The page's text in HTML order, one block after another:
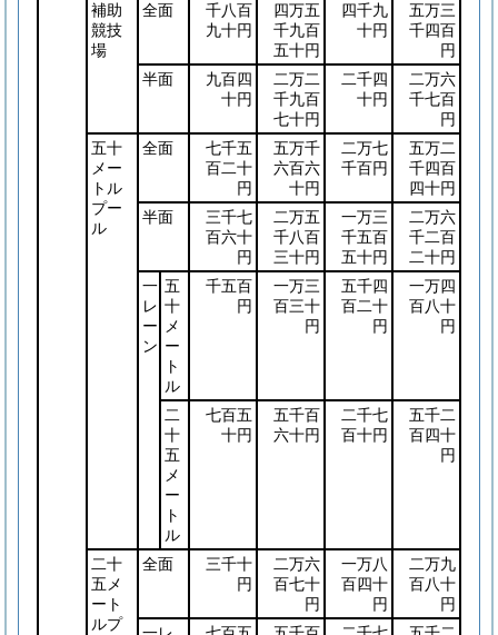
補助
競技
場
全面
千八百
九十円
四万五
千九百
五十円
四千九
十円
五万三
千四百
円
半面
九百四
十円
二万二
千九百
七十円
二千四
十円
二万六
千七百
円
五十
メー
トル
プー
ル
全面
七千五
百二十
円
五万千
六百六
十円
二万七
千百円
五万二
千四百
四十円
半面
三千七
百六十
円
二万五
千八百
三十円
一万三
千五百
五十円
二万六
千二百
二十円
一
レ
ー
ン
五
十
メ
ー
ト
ル
千五百
円
一万三
百三十
円
五千四
百二十
円
一万四
百八十
円
二
十
五
メ
ー
ト
ル
七百五
十円
五千百
六十円
二千七
百十円
五千二
百四十
円
二十
五メ
ート
ルプ
全面
三千十
円
二万六
百七十
円
一万八
百四十
円
二万九
百八十
円